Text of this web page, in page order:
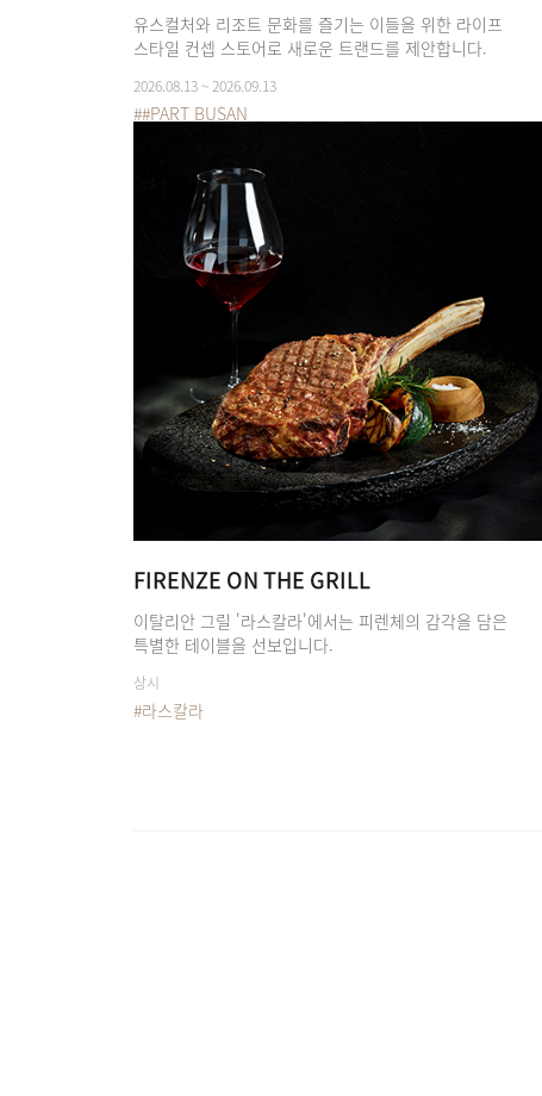
유스컬처와 리조트 문화를 즐기는 이들을 위한 라이프
스타일 컨셉 스토어로 새로운 트랜드를 제안합니다.
2026.08.13 ~ 2026.09.13
##PART BUSAN
FIRENZE ON THE GRILL
이탈리안 그릴 '라스칼라'에서는 피렌체의 감각을 담은
특별한 테이블을 선보입니다.
상시
#라스칼라